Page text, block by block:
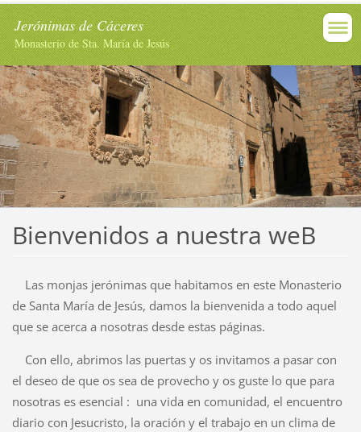
Jerónimas de Cáceres
Monasterio de Sta. María de Jesús
Bienvenidos a nuestra weB
Las monjas jerónimas que habitamos en este Monasterio
de Santa María de Jesús, damos la bienvenida a todo aquel
que se acerca a nosotras desde estas páginas.
Con ello, abrimos las puertas y os invitamos a pasar con
el deseo de que os sea de provecho y os guste lo que para
nosotras es esencial : una vida en comunidad, el encuentro
diario con Jesucristo, la oración y el trabajo en un clima de